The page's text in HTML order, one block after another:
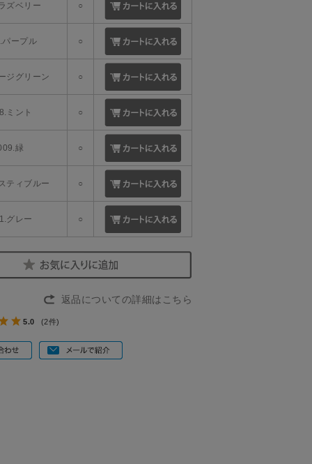
ズベリー ○
ープル ○
ジグリーン ○
ミント ○
緑 ○
ティブルー ○
グレー ○
返品についての詳細はこちら
5.0 (2件)